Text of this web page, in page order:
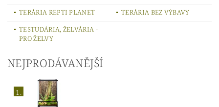
TERÁRIA REPTI PLANET
TERÁRIA BEZ VÝBAVY
TESTUDÁRIA, ŽELVÁRIA -
PRO ŽELVY
NEJPRODÁVANĚJŠÍ
1.